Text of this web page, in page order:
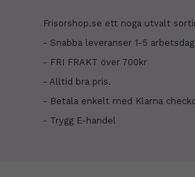
Frisorshop.se ett noga utvalt
- Snabba leveranser 1-5
- FRI FRAKT över 700kr
- Alltid bra pris.
- Betala enkelt med Klarna
- Trygg E-handel